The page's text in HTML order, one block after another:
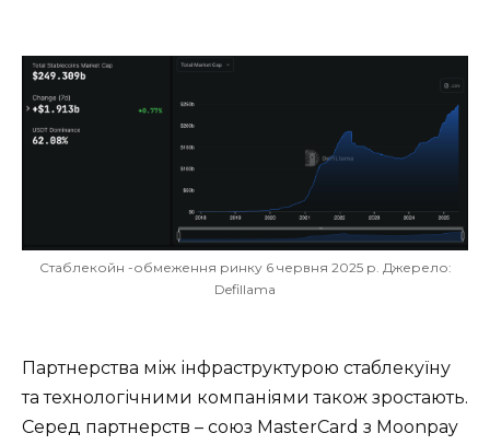
Стаблекойн -обмеження ринку 6 червня 2025 р. Джерело:
Defillama
Партнерства між інфраструктурою стаблекуїну
та технологічними компаніями також зростають.
Серед партнерств – союз MasterCard з Moonpay